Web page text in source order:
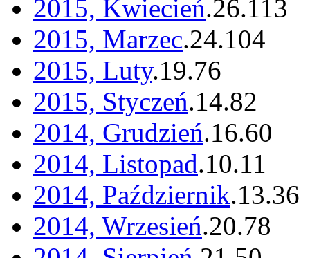
2015, Kwiecień.26.113
2015, Marzec.24.104
2015, Luty.19.76
2015, Styczeń.14.82
2014, Grudzień.16.60
2014, Listopad.10.11
2014, Październik.13.36
2014, Wrzesień.20.78